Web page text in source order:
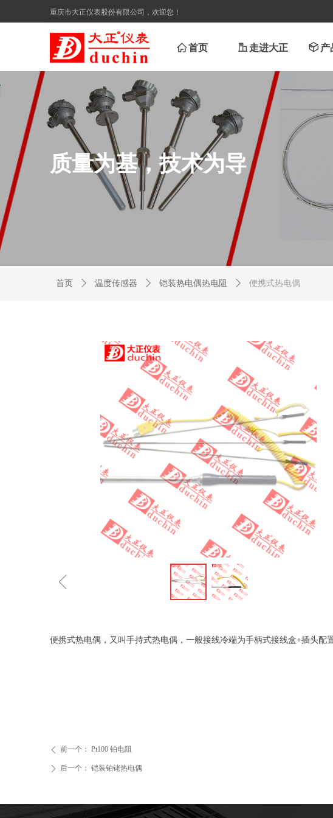
ꀇ 首页 ꀶ 走进大正 ꁦ 产
重庆市大正仪表股份有限公司，欢迎您！
质量为基，技术为导
ꁆ
便携式热电偶，又叫手持式热电偶，一般接线冷端为手柄式接线盒+插头
首页 ꄲ 温度传感器 ꄲ 铠装热电偶热电阻 ꄲ 便携式热电偶
ꄴ 前一个： Pt100 铂电阻
ꄲ 后一个： 铠装铂铑热电偶